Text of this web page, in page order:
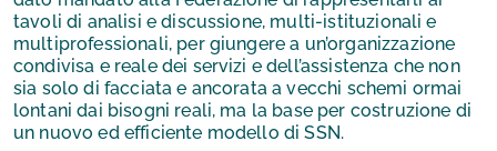
tavoli di analisi e discussione, multi-istituzionali e
multiprofessionali, per giungere a un’organizzazione
condivisa e reale dei servizi e dell’assistenza che non
sia solo di facciata e ancorata a vecchi schemi ormai
lontani dai bisogni reali, ma la base per costruzione di
un nuovo ed efficiente modello di SSN.